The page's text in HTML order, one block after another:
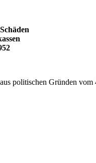
politischen Gründen